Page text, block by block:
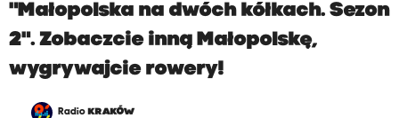
"Małopolska na dwóch kółkach. Sezon
2". Zobaczcie inną Małopolskę,
wygrywajcie rowery!
Radio KRAKÓW